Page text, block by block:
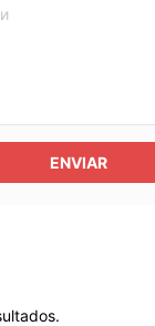
ENVIAR